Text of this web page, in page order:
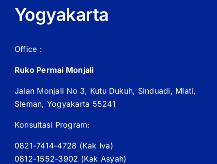
Yogyakarta
Office :
Ruko Permai Monjali
Jalan Monjali No 3, Kutu Dukuh, Sinduadi, Mlati,
Sleman, Yogyakarta 55241
Konsultasi Program:
0821-7414-4728 (Kak Iva)
0812-1552-3902 (Kak Asyah)